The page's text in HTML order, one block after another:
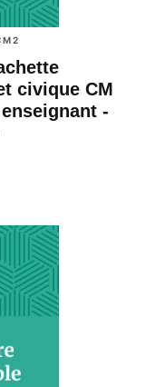
civique CM
-